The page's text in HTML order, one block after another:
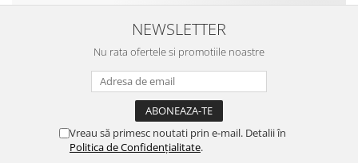
NEWSLETTER
Nu rata ofertele si promotiile noastre
Vreau să primesc noutati prin e-mail. Detalii în
Politica de Confidențialitate.